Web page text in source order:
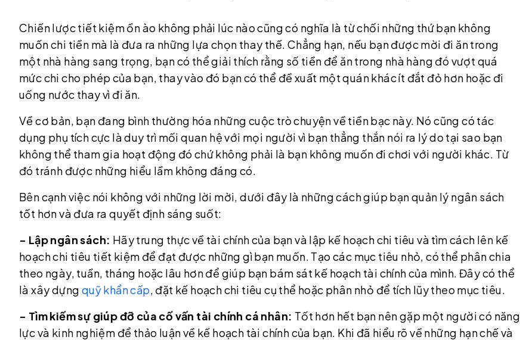
Chiến lược tiết kiệm ồn ào không phải lúc nào cũng có nghĩa là từ chối những thứ bạn không
muốn chi tiền mà là đưa ra những lựa chọn thay thế. Chẳng hạn, nếu bạn được mời đi ăn trong
một nhà hàng sang trọng, bạn có thể giải thích rằng số tiền để ăn trong nhà hàng đó vượt quá
mức chi cho phép của bạn, thay vào đó bạn có thể đề xuất một quán khác ít đắt đỏ hơn hoặc đi
uống nước thay vì đi ăn.
Về cơ bản, bạn đang bình thường hóa những cuộc trò chuyện về tiền bạc này. Nó cũng có tác
dụng phụ tích cực là duy trì mối quan hệ với mọi người vì bạn thẳng thắn nói ra lý do tại sao bạn
không thể tham gia hoạt động đó chứ không phải là bạn không muốn đi chơi với người khác. Từ
đó tránh được những hiểu lầm không đáng có.
Bên cạnh việc nói không với những lời mời, dưới đây là những cách giúp bạn quản lý ngân sách
tốt hơn và đưa ra quyết định sáng suốt:
- Lập ngân sách: Hãy trung thực về tài chính của bạn và lập kế hoạch chi tiêu và tìm cách lên kế
hoạch chi tiêu tiết kiệm để đạt được những gì bạn muốn. Tạo các mục tiêu nhỏ, có thể phân chia
theo ngày, tuần, tháng hoặc lâu hơn để giúp bạn bám sát kế hoạch tài chính của mình. Đây có thể
là xây dựng quỹ khẩn cấp , đặt kế hoạch chi tiêu cụ thể hoặc phân nhỏ để tích lũy theo mục tiêu.
- Tìm kiếm sự giúp đỡ của cố vấn tài chính cá nhân: Tốt hơn hết bạn nên gặp một người có năng
lực và kinh nghiệm để thảo luận về kế hoạch tài chính của bạn. Khi đã hiểu rõ về những hạn chế và